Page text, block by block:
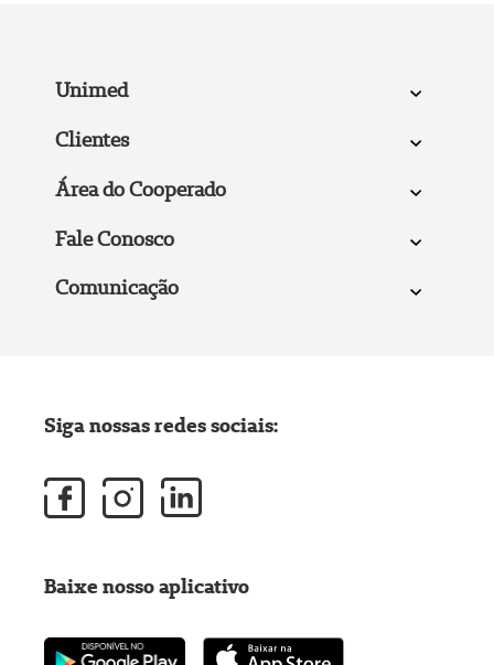
Unimed
Clientes
Área do Cooperado
Fale Conosco
Comunicação
Siga nossas redes sociais:
Baixe nosso aplicativo